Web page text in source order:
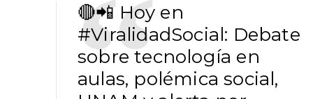
🔴📲 Hoy en
#ViralidadSocial: Debate
sobre tecnología en
aulas, polémica social,